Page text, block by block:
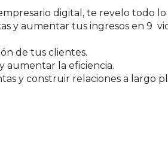
digital, te revelo todo lo
y aumentar tus ingresos en 9
de tus clientes.
aumentar la eficiencia.
y construir relaciones a largo